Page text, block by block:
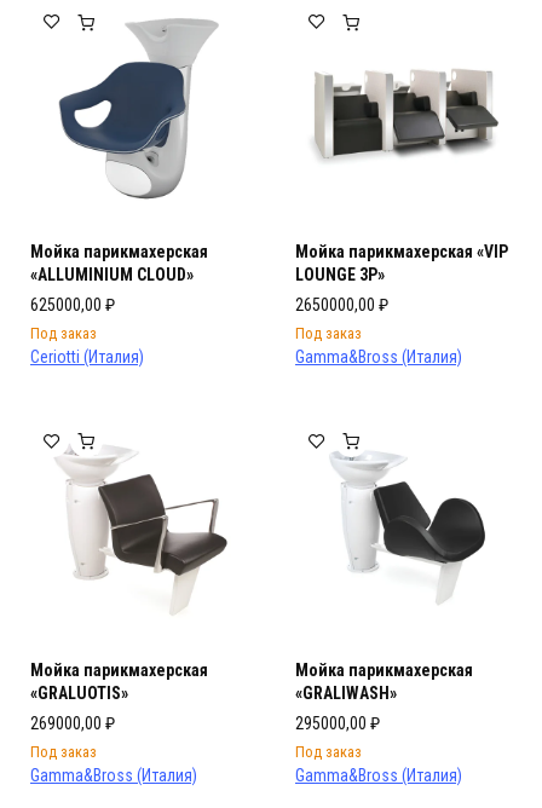
Мойка парикмахерская
«ALLUMINIUM CLOUD»
625000,00 ₽
Под заказ
Ceriotti (Италия)
Мойка парикмахерская «VIP
LOUNGE 3P»
2650000,00 ₽
Под заказ
Gamma&Bross (Италия)
Мойка парикмахерская
«GRALUOTIS»
269000,00 ₽
Под заказ
Gamma&Bross (Италия)
Мойка парикмахерская
«GRALIWASH»
295000,00 ₽
Под заказ
Gamma&Bross (Италия)